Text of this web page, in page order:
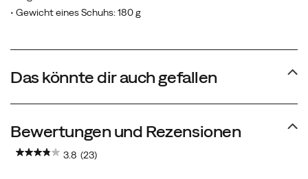
• Gewicht eines Schuhs: 180 g
Das könnte dir auch gefallen
Bewertungen und Rezensionen
3.8 (23)